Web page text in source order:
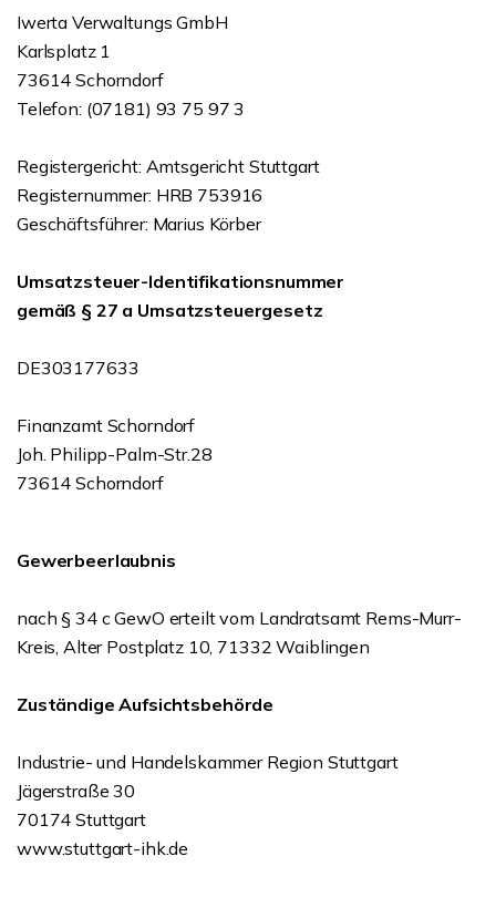
Iwerta Verwaltungs GmbH
Karlsplatz 1
73614 Schorndorf
Telefon: (07181) 93 75 97 3
Registergericht: Amtsgericht Stuttgart
Registernummer: HRB 753916
Geschäftsführer: Marius Körber
Umsatzsteuer-Identifikationsnummer
gemäß § 27 a Umsatzsteuergesetz
DE303177633
Finanzamt Schorndorf
Joh. Philipp-Palm-Str.28
73614 Schorndorf
Gewerbeerlaubnis
nach § 34 c GewO erteilt vom Landratsamt Rems-Murr-
Kreis, Alter Postplatz 10, 71332 Waiblingen
Zuständige Aufsichtsbehörde
Industrie- und Handelskammer Region Stuttgart
Jägerstraße 30
70174 Stuttgart
www.stuttgart-ihk.de